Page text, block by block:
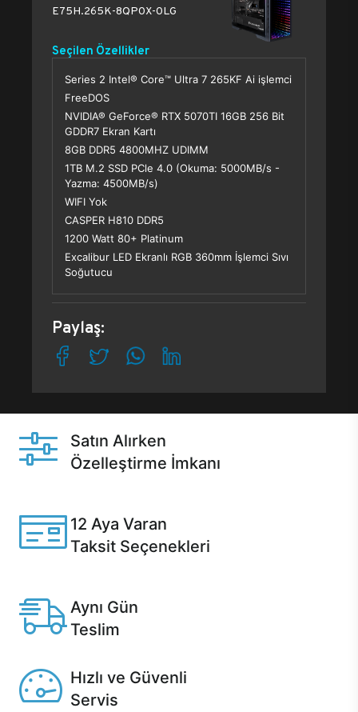
E75H.265K-8QP0X-0LG
Seçilen Özellikler
Series 2 Intel® Core™ Ultra 7 265KF Ai işlemci
FreeDOS
NVIDIA® GeForce® RTX 5070TI 16GB 256 Bit
GDDR7 Ekran Kartı
8GB DDR5 4800MHZ UDIMM
1TB M.2 SSD PCle 4.0 (Okuma: 5000MB/s -
Yazma: 4500MB/s)
WIFI Yok
CASPER H810 DDR5
1200 Watt 80+ Platinum
Excalibur LED Ekranlı RGB 360mm İşlemci Sıvı
Soğutucu
Paylaş:
Satın Alırken
Özelleştirme İmkanı
12 Aya Varan
Taksit Seçenekleri
Aynı Gün
Teslim
Hızlı ve Güvenli
Servis